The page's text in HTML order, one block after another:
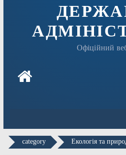
Офіційний
category Екологія та